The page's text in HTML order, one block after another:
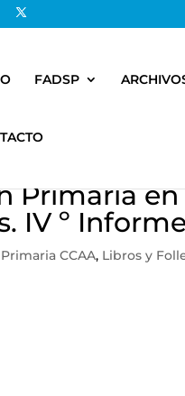
FADSP
Primaria
IV º
CCAA, Libros y